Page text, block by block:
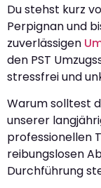
Du stehst kurz
Perpignan und
zuverlässigen
den PST
stressfrei und
Warum solltest
unserer
professionellen
reibungslosen
Durchführung